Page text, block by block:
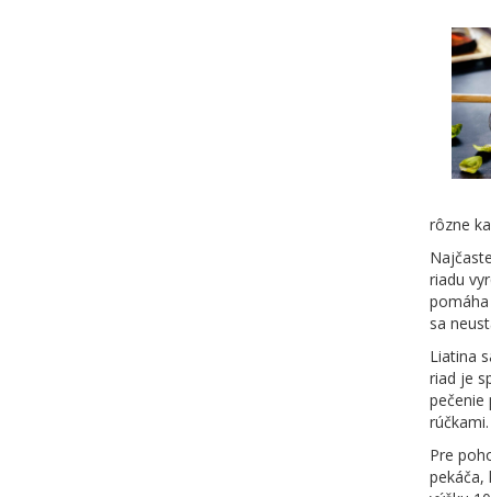
rôzne
riadu
sa
Liatina
riad je
pečenie
rúčkami.
Pre
pekáča,